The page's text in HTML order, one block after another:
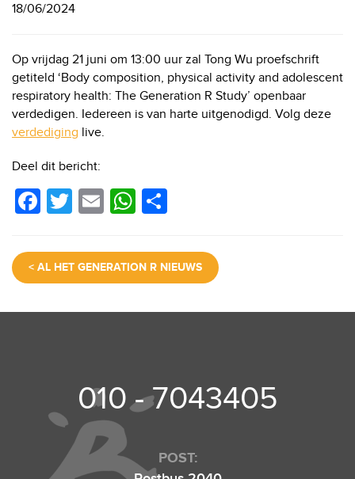
18/06/2024
Op vrijdag 21 juni om 13:00 uur zal Tong Wu proefschrift
getiteld ‘Body composition, physical activity and adolescent
respiratory health: The Generation R Study’ openbaar
verdedigen. Iedereen is van harte uitgenodigd. Volg deze
verdediging live.
Deel dit bericht:
F
c
e
T
tt
er
E
ail
W
at
s
e
n
< AL HET GENERATION R NIEUWS
010 - 7043405
POST: